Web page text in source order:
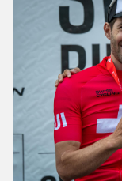
Forster und
Meistertitel im